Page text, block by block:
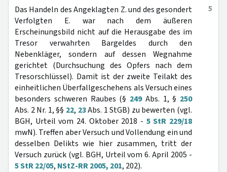
5
Das Handeln des Angeklagten Z. und des gesondert
Verfolgten E. war nach dem äußeren
Erscheinungsbild nicht auf die Herausgabe des im
Tresor verwahrten Bargeldes durch den
Nebenkläger, sondern auf dessen Wegnahme
gerichtet (Durchsuchung des Opfers nach dem
Tresorschlüssel). Damit ist der zweite Teilakt des
einheitlichen Überfallgeschehens als Versuch eines
besonders schweren Raubes (§ 249Abs. 1, § 250
Abs. 2 Nr. 1, §§ 22, 23Abs. 1 StGB) zu bewerten (vgl.
BGH, Urteil vom 24. Oktober 2018 - 5 StR 229/18
mwN). Treffen aber Versuch und Vollendung ein und
desselben Delikts wie hier zusammen, tritt der
Versuch zurück (vgl. BGH, Urteil vom 6. April 2005 -
5 StR 22/05, NStZ-RR 2005, 201, 202).